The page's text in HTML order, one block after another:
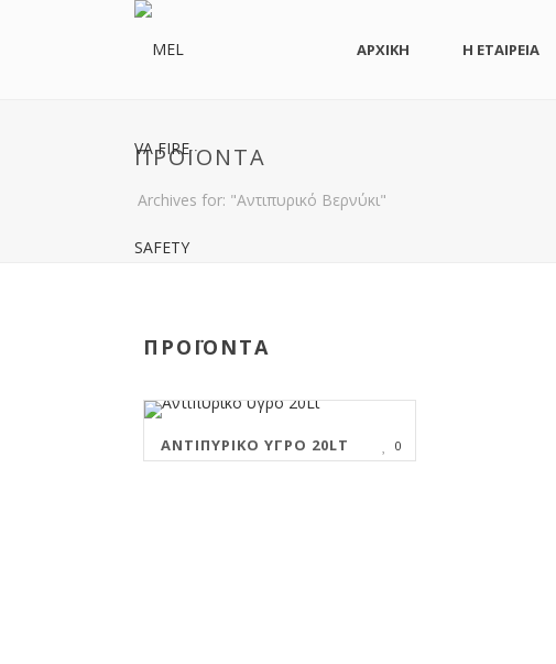
ΑΡΧΙΚΗ Η ΕΤΑΙΡΕΙΑ
ΠΡΟΪΌΝΤΑ
Archives for: "Αντιπυρικό Βερνύκι"
ΠΡΟΪΟΝΤΑ
0
ΑΝΤΙΠΥΡΙΚΌ ΥΓΡΌ 20LT